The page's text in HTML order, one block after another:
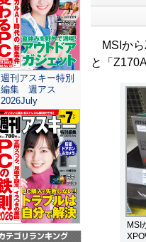
MSIから
と「
MSI
週刊アスキー特別
編集 週アス
2026July